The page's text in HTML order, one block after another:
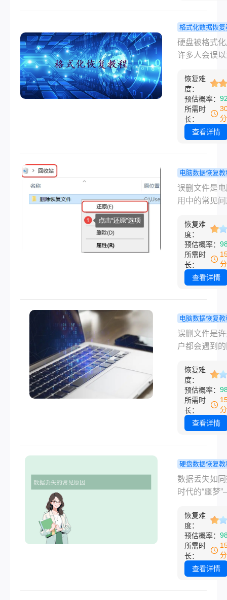
步骤，为你
份详尽的恢
南，并分享
巧。
格式化数据恢复
如何找回格
硬盘后的文
硬盘被格式
许多人会误
际上，格式
只是清除了
引信息，而
擦除数据。
覆盖新数据
格式化硬盘
件呢？以下
的恢复步骤
事项，帮助
程度找回重
件。
恢复难
度：
预估概率：
所需时
长：
查看详情
电脑数据恢复教
脑如何恢复
文件？教你
误删文件是
用中的常见
件并未彻底
通过合理的
用户仍有机
丢失的数据
电脑如何恢
具，详细介
删除文件的
巧及注意事
恢复难
度：
预估概率：
所需时
长：
查看详情
电脑数据恢复教
脑如何恢复
数据？简单
解！
误删文件是
户都会遇到
确方法可以
高恢复成功
么电脑如何
删数据呢？
分场景讲解
数据。
恢复难
度：
预估概率：
所需时
长：
查看详情
硬盘数据恢复教
何恢复硬盘
据？从误删
决方案分享
数据丢失如
时代的“噩梦
件、硬盘突
坏，还是遭
攻击，都可
年的心血瞬
失。那么如
恢复难
度：
预估概率：
所需时
长：
查看详情